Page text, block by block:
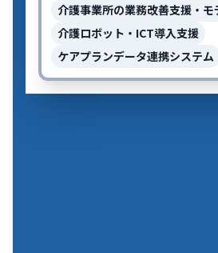
介護事業所の業務改善支援・モ
介護ロボット・ICT導入支援
ケアプランデータ連携システム